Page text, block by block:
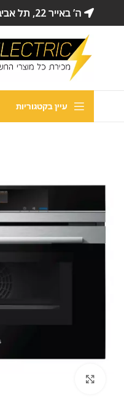
ה’ באייר 22, תל אביב
עיין בקטגוריות